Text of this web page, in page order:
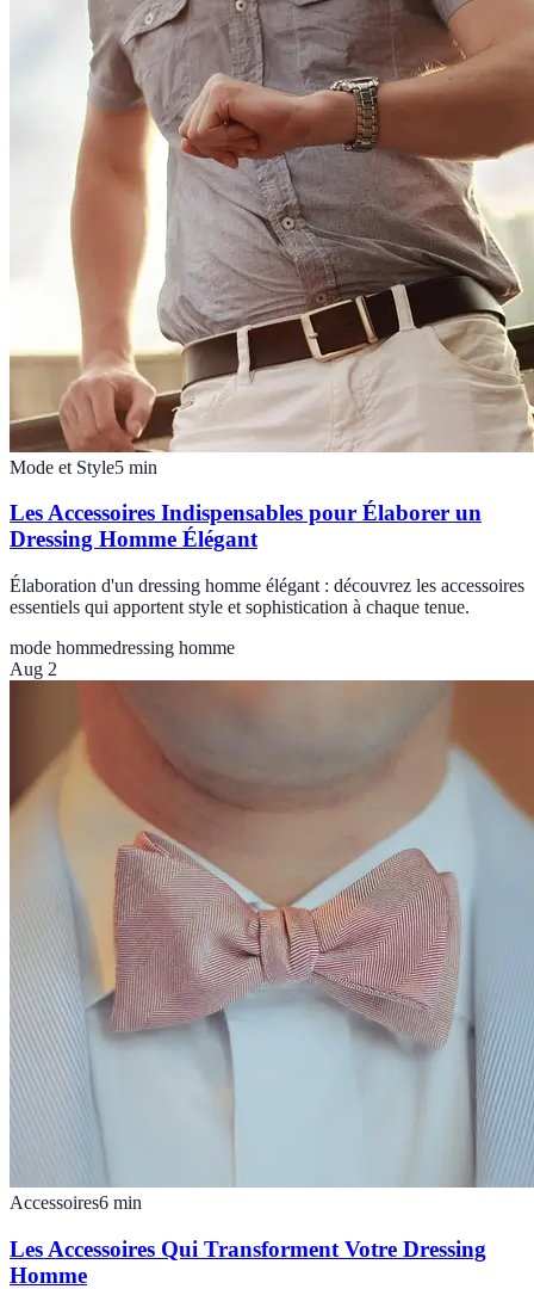
Mode et Style5 min
Les Accessoires Indispensables pour Élaborer un
Dressing Homme Élégant
Élaboration d'un dressing homme élégant : découvrez les accessoires
essentiels qui apportent style et sophistication à chaque tenue.
mode hommedressing homme
Aug 2
Accessoires6 min
Les Accessoires Qui Transforment Votre Dressing
Homme